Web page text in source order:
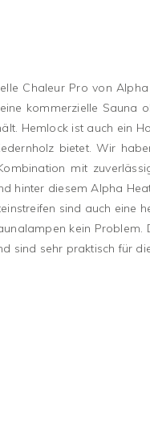
Chaleur Pro von
kommerzielle
Hemlock ist auch ein
bietet. Wir
mit
hinter diesem Alpha
sind auch
kein
sind sehr praktisch für